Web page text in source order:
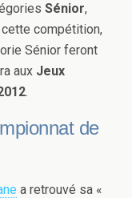
Sénior,
cette compétition,
Sénior feront
aux Jeux
.
de
a retrouvé sa «